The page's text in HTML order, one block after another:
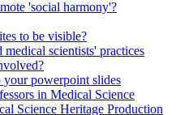
'social harmony'?
to be visible?
scientists' practices
your powerpoint slides
in Medical Science
Science Heritage Production